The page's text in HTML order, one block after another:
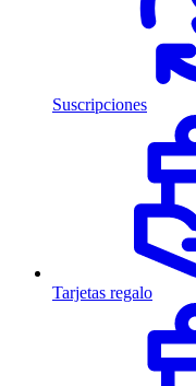
Suscripciones
Tarjetas regalo